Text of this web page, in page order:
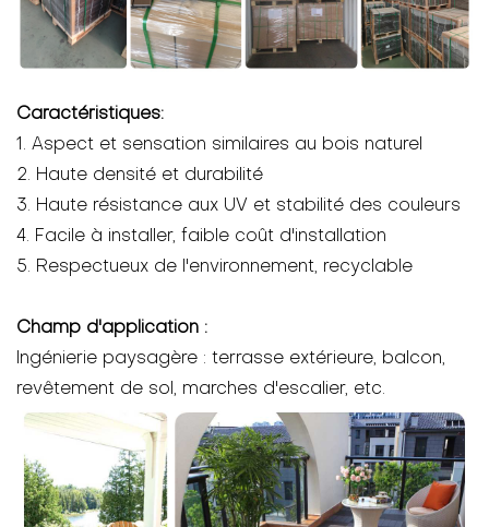
Caractéristiques:
1. Aspect et sensation similaires au bois naturel
2. Haute densité et durabilité
3. Haute résistance aux UV et stabilité des couleurs
4. Facile à installer, faible coût d'installation
5. Respectueux de l'environnement, recyclable
Champ d'application :
Ingénierie paysagère : terrasse extérieure, balcon,
revêtement de sol, marches d'escalier, etc.